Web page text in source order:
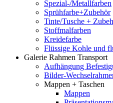
Spezial-/Metallfarben
Sprühfarbe+Zubehör
Tinte/Tusche +
Stoffmalfarben
Kreidefarbe
Flüssige Kohle und
Galerie Rahmen Transport
Aufhängung
Bilder-
Mappen + Taschen
Mappen